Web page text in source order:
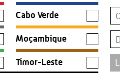
Cabo Verde
Moçambique
Timor-Leste